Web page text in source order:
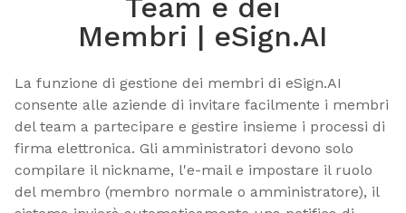
Team e dei
Membri | eSign.AI
La funzione di gestione dei membri di eSign.AI
consente alle aziende di invitare facilmente i membri
del team a partecipare e gestire insieme i processi di
firma elettronica. Gli amministratori devono solo
compilare il nickname, l'e-mail e impostare il ruolo
del membro (membro normale o amministratore), il